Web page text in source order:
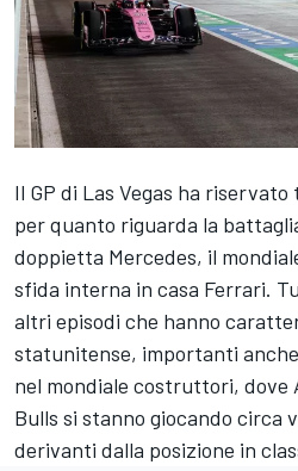
Il GP di Las Vegas ha
per quanto riguarda la
doppietta Mercedes, il
sfida interna in casa Ferrari.
altri episodi che hanno
statunitense, importanti
nel mondiale costruttori, dove
Bulls si stanno giocando circa
derivanti dalla posizione in